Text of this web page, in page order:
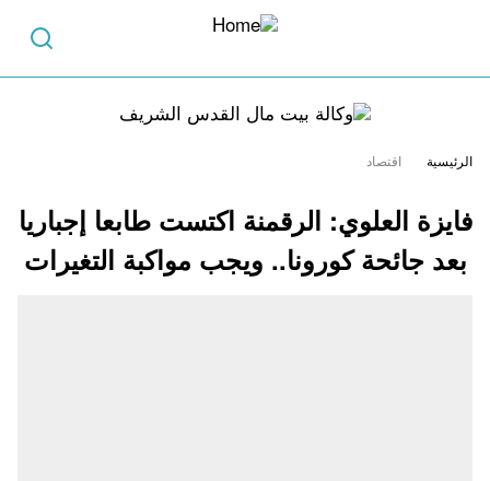
الرئيسية اقتصاد
فايزة العلوي: الرقمنة اكتست طابعا إجباريا
بعد جائحة كورونا.. ويجب مواكبة التغيرات